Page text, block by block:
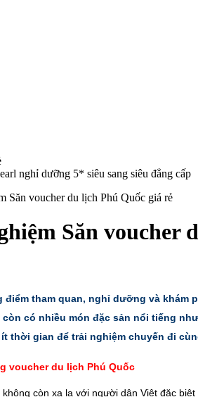
Săn voucher du lịch Phú Quốc giá rẻ
Săn voucher
điểm tham quan, nghỉ dưỡng và
có nhiều món đặc sản nổi tiếng
thời gian để trải nghiệm chuyến đi
voucher du lịch Phú Quốc
còn xa lạ với người dân Việt đăc